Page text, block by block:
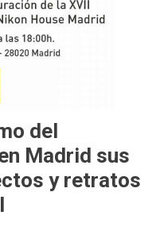
del
Madrid sus
y retratos